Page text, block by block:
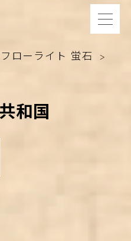
フローライト 蛍石
和国